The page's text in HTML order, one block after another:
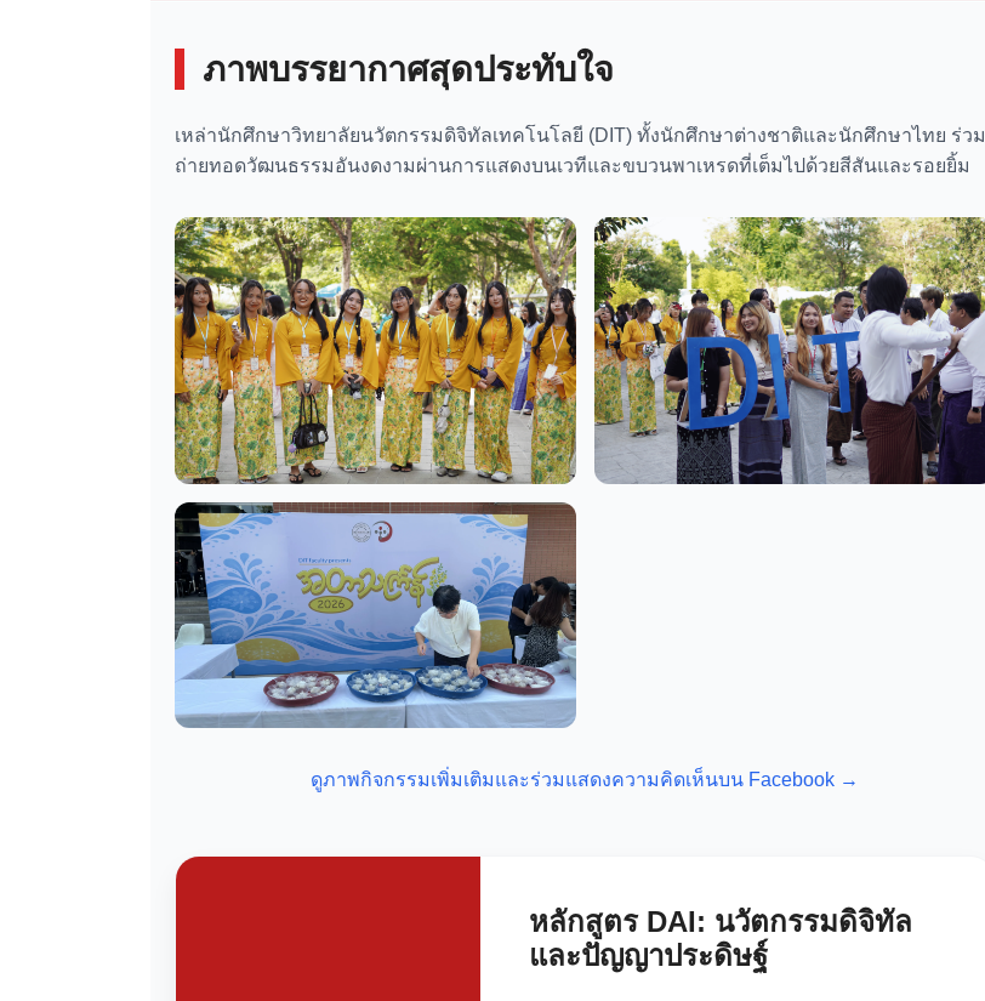
ภาพบรรยากาศสุดประทับใจ
เหล่านักศึกษาวิทยาลัยนวัตกรรมดิจิทัลเทคโนโลยี (DIT) ทั้งนักศึกษาต่างชาติและนักศึกษาไทย ร่วม
ถ่ายทอดวัฒนธรรมอันงดงามผ่านการแสดงบนเวทีและขบวนพาเหรดที่เต็มไปด้วยสีสันและรอยยิ้ม
ดูภาพกิจกรรมเพิ่มเติมและร่วมแสดงความคิดเห็นบน Facebook →
หลักสูตร DAI: นวัตกรรมดิจิทัล
และปัญญาประดิษฐ์